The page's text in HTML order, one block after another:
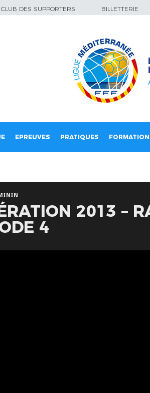
CLUB DES SUPPORTERS BILLETTERIE
EPREUVES PRATIQUES
2013 –
4